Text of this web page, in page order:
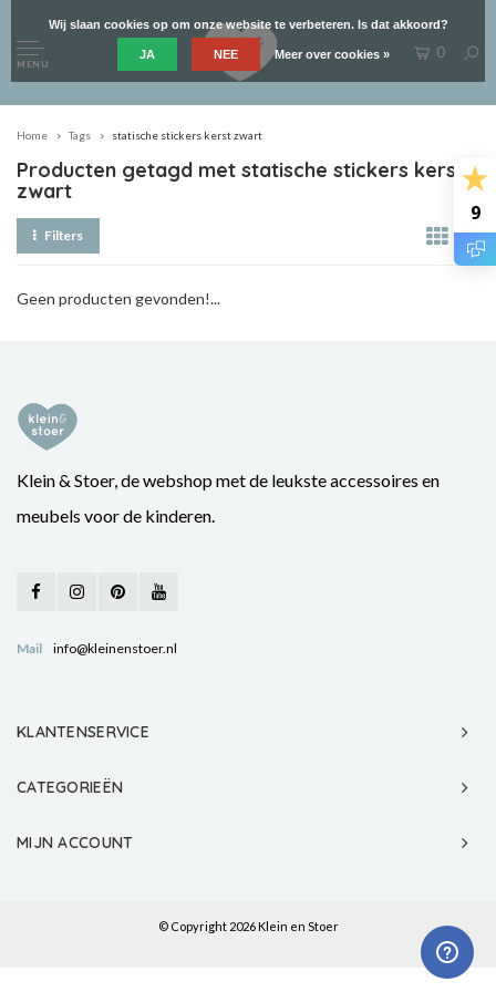
9
MENU
0
Home Tags statische stickers kerst zwart
Producten getagd met statische stickers kerst
zwart
Filters
Geen producten gevonden!...
Klein & Stoer, de webshop met de leukste accessoires en
meubels voor de kinderen.
Mail info@kleinenstoer.nl
KLANTENSERVICE
CATEGORIEËN
MIJN ACCOUNT
© Copyright 2026 Klein en Stoer
Wij slaan cookies op om onze website te verbeteren. Is dat akkoord?
JA NEE Meer over cookies »